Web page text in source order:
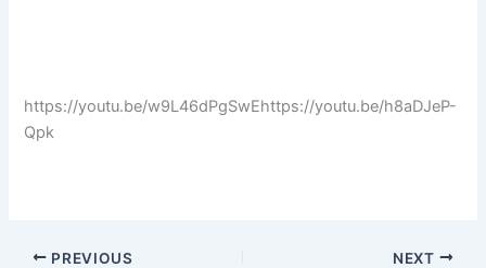
https://youtu.be/w9L46dPgSwEhttps://youtu.be/h8aDJeP-
Qpk
PREVIOUS NEXT